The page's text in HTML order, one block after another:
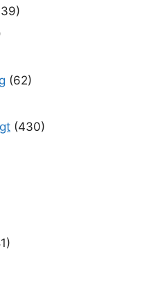
(62)
(430)